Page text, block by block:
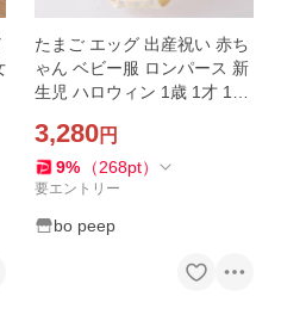
たまご エッグ 出産祝い 赤ち
ゃん ベビー服 ロンパース 新
生児 ハロウィン 1歳 1才 1さ
子供 ギフト
3,280円
9% （268pt）
要エントリー
bo peep